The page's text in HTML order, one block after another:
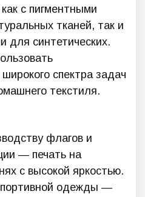
с пигментными
тканей, так и
для синтетических.
спектра задач
текстиля.
флагов и
— печать на
с высокой яркостью.
одежды —